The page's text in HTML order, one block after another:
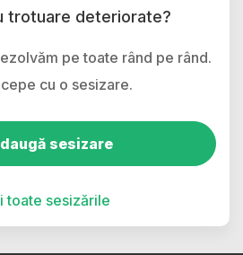
trotuare deteriorate?
pe toate rând pe rând.
cu o sesizare.
sesizare
toate sesizările